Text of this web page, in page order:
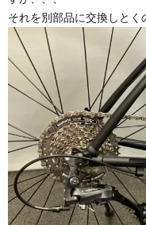
それを別部品に交換しとく